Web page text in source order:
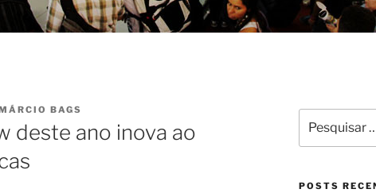
BAGS
deste ano inova ao
por:
POSTS